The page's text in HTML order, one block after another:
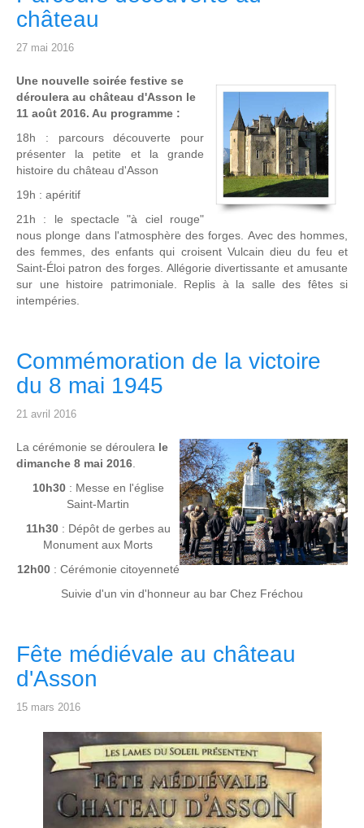
château
27 mai 2016
Une nouvelle soirée festive se
déroulera au château d'Asson le
11 août 2016. Au programme :
18h : parcours découverte pour
présenter la petite et la grande
histoire du château d'Asson
19h : apéritif
21h : le spectacle "à ciel rouge"
nous plonge dans l'atmosphère des forges. Avec des hommes,
des femmes, des enfants qui croisent Vulcain dieu du feu et
Saint-Éloi patron des forges. Allégorie divertissante et amusante
sur une histoire patrimoniale. Replis à la salle des fêtes si
intempéries.
Commémoration de la victoire
du 8 mai 1945
21 avril 2016
La cérémonie se déroulera le
dimanche 8 mai 2016
10h30: Messe en l'église
Saint-Martin
11h30: Dépôt de gerbes au
Monument aux Morts
12h00: Cérémonie citoyenneté
Suivie d'un vin d'honneur au bar Chez Fréchou
Fête médiévale au château
d'Asson
15 mars 2016